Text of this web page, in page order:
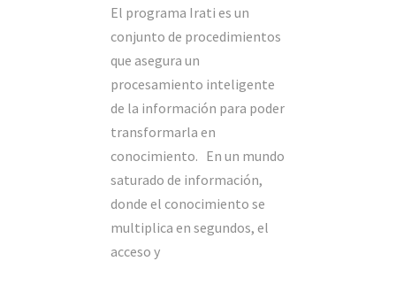
El programa Irati es un
conjunto de procedimientos
que asegura un
procesamiento inteligente
de la información para poder
transformarla en
conocimiento. En un mundo
saturado de información,
donde el conocimiento se
multiplica en segundos, el
acceso y